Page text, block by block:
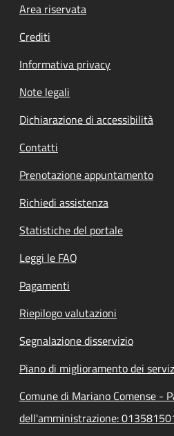
Footer menu
Area riservata
Crediti
Informativa privacy
Note legali
Dichiarazione di accessibilità
Contatti
Prenotazione appuntamento
Richiedi assistenza
Statistiche del portale
Leggi le FAQ
Pagamenti
Riepilogo valutazioni
Segnalazione disservizio
Piano di miglioramento dei
Comune di Mariano Comense -
dell'amministrazione: